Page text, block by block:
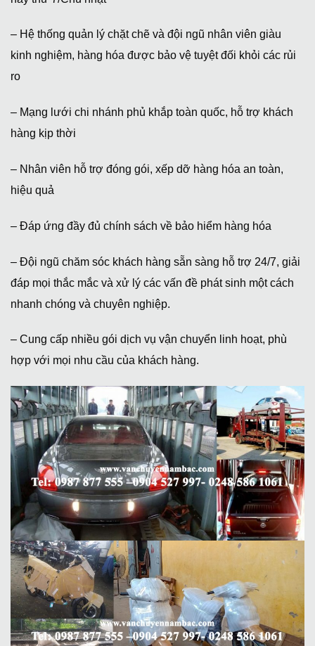
– Hệ thống quản lý chặt chẽ và đội ngũ nhân viên giàu
kinh nghiệm, hàng hóa được bảo vệ tuyệt đối khỏi các rủi
ro
– Mạng lưới chi nhánh phủ khắp toàn quốc, hỗ trợ khách
hàng kịp thời
– Nhân viên hỗ trợ đóng gói, xếp dỡ hàng hóa an toàn,
hiệu quả
– Đáp ứng đầy đủ chính sách về bảo hiểm hàng hóa
– Đội ngũ chăm sóc khách hàng sẵn sàng hỗ trợ 24/7, giải
đáp mọi thắc mắc và xử lý các vấn đề phát sinh một cách
nhanh chóng và chuyên nghiệp.
– Cung cấp nhiều gói dịch vụ vận chuyển linh hoạt, phù
hợp với mọi nhu cầu của khách hàng.